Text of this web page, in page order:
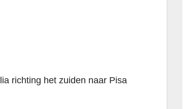
richting het zuiden naar Pisa